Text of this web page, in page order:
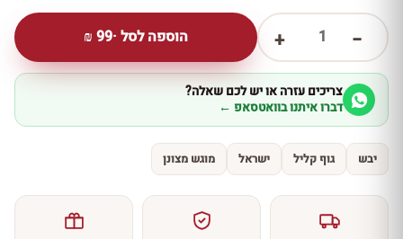
−
1
+ הוספה לסל ·99
₪
צריכים עזרה או יש לכם שאלה?
דברו איתנו בוואטסאפ ←
יבש גוף קליל ישראל מוגש מצונן